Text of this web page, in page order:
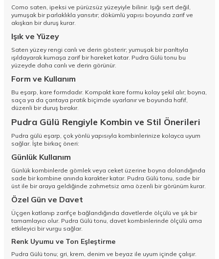
Como saten, ipeksi ve pürüzsüz yüzeyiyle bilinir. Işığı sert değil,
yumuşak bir parlaklıkla yansıtır; dökümlü yapısı boyunda zarif ve
akışkan bir duruş kurar.
Işık ve Yüzey
Saten yüzey rengi canlı ve derin gösterir; yumuşak bir parıltıyla
ışıldayarak kumaşa zarif bir hareket katar. Pudra Gülü tonu bu
yüzeyde daha canlı ve derin görünür.
Form ve Kullanım
Bu eşarp, kare formdadır. Kompakt kare formu kolay şekil alır; boyna,
saça ya da çantaya pratik biçimde uyarlanır ve boyunda hafif,
düzenli bir duruş bırakır.
Pudra Gülü Rengiyle Kombin ve Stil Önerileri
Pudra gülü eşarp, çok yönlü yapısıyla kombinlerinize kolayca uyum
sağlar. İşte birkaç öneri:
Günlük Kullanım
Günlük kombinlerde gömlek veya ceket üzerine boyna dolandığında
sade bir kombine anında karakter katar. Pudra Gülü tonu, sade bir
üst ile bir araya geldiğinde zahmetsiz ama özenli bir görünüm kurar.
Özel Gün ve Davet
Üçgen katlanıp zarifçe bağlandığında davetlerde ölçülü ve şık bir
tamamlayıcı olur. Pudra Gülü tonu, davet kombinlerinde ölçülü ama
etkileyici bir vurgu sağlar.
Renk Uyumu ve Ton Eşleştirme
Pudra Gülü tonu; gri, krem, denim ve beyaz ile uyum içinde çalışır.